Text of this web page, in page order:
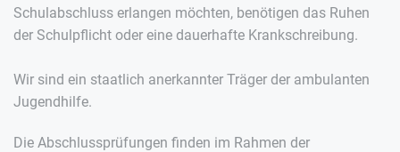
Schulabschluss erlangen möchten, benötigen das Ruhen
der Schulpflicht oder eine dauerhafte Krankschreibung.
Wir sind ein staatlich anerkannter Träger der ambulanten
Jugendhilfe.
Die Abschlussprüfungen finden im Rahmen der